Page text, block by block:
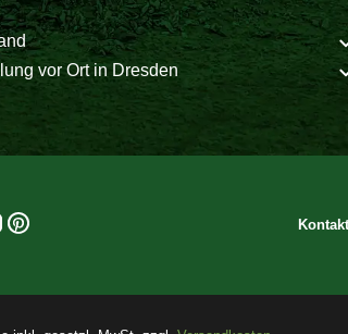
vor Ort in Dresden
Kontakt